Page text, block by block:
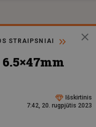
STRAIPSNIAI
Išskirtinis
7:42, 20. rugpjūtis 2023